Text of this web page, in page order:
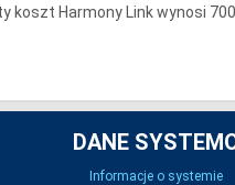
koszt Harmony Link wynosi
DANE
Informacje o systemie